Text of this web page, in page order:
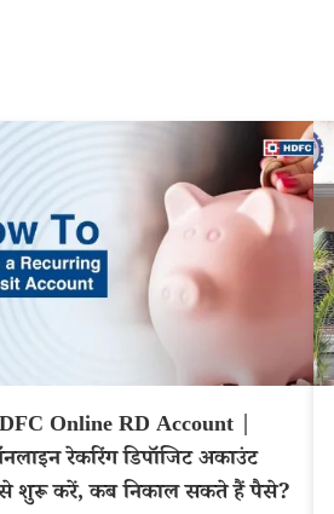
Online RD Account |
रेकरिंग डिपॉजिट अकाउंट
शुरू करें, कब निकाल सकते हैं पैसे?